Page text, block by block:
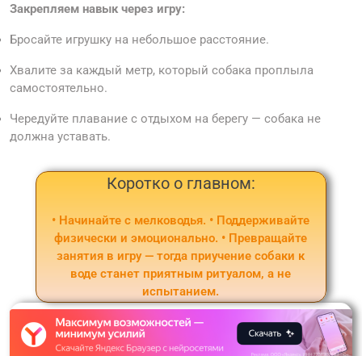
Закрепляем навык через игру:
Бросайте игрушку на небольшое расстояние.
Хвалите за каждый метр, который собака проплыла
самостоятельно.
Чередуйте плавание с отдыхом на берегу — собака не
должна уставать.
Коротко о главном:
• Начинайте с мелководья. • Поддерживайте
физически и эмоционально. • Превращайте
занятия в игру — тогда приучение собаки к
воде станет приятным ритуалом, а не
испытанием.